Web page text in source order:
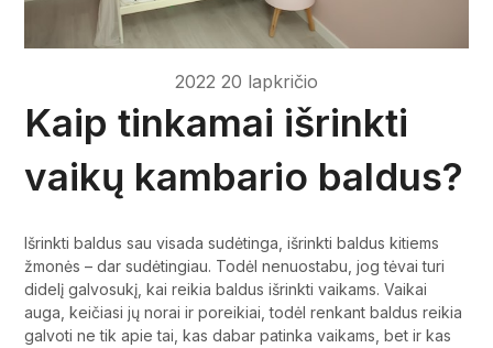
2022 20 lapkričio
Kaip tinkamai išrinkti
vaikų kambario baldus?
Išrinkti baldus sau visada sudėtinga, išrinkti baldus kitiems
žmonės – dar sudėtingiau. Todėl nenuostabu, jog tėvai turi
didelį galvosukį, kai reikia baldus išrinkti vaikams. Vaikai
auga, keičiasi jų norai ir poreikiai, todėl renkant baldus reikia
galvoti ne tik apie tai, kas dabar patinka vaikams, bet ir kas